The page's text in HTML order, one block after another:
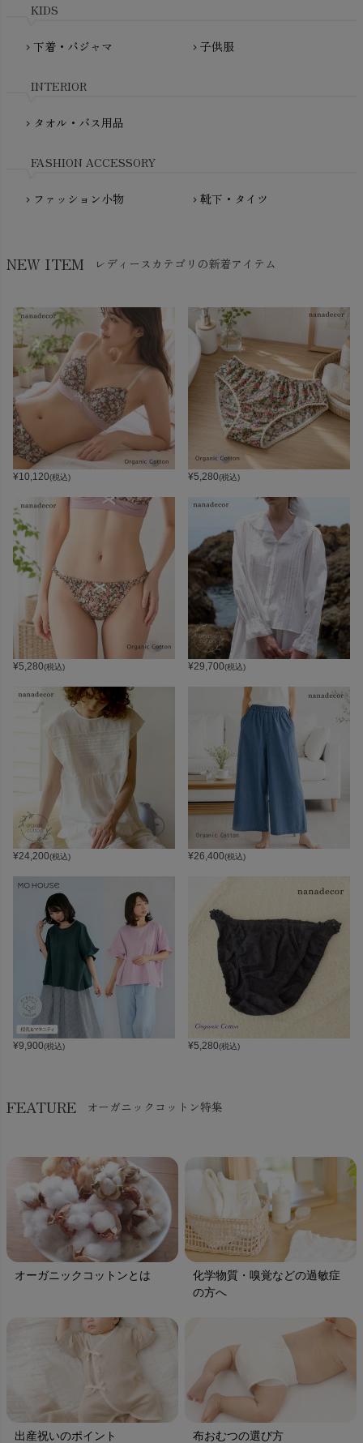
PRISTINE（プリスティン）
fromF（フロムエフ）
mini rodini（ミニロディーニ）
My Little Cozmo（マイリトルコズモ）
NewNative（ニューネイティブ）
KIDS
chevron_right 下着・パジャマ chevron_right 子供服
INTERIOR
chevron_right タオル・バス用品
FASHION ACCESSORY
chevron_right ファッション小物 chevron_right 靴下・タイツ
NEW ITEM レディースカテゴリの新着アイテム
¥10,120(税込) ¥5,280(税込)
¥5,280(税込) ¥29,700(税込)
¥24,200(税込) ¥26,400(税込)
¥9,900(税込) ¥5,280(税込)
FEATURE オーガニックコットン特集
オーガニックコットンとは
化学物質・嗅覚などの過敏症
の方へ
出産祝いのポイント 布おむつの選び方